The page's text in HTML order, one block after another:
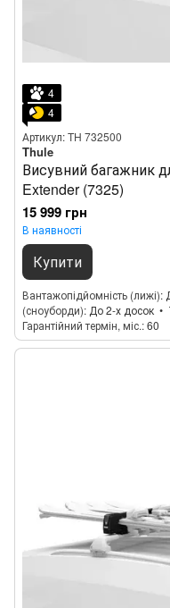
4
4
Артикул: TH 732500
Thule
Висувний багажник
Extender (7325)
15 999 грн
В наявності
Купити
Вантажопідйомність (лижі)
(сноуборди) До 2-х досок
Гарантійний термін, міс. 60